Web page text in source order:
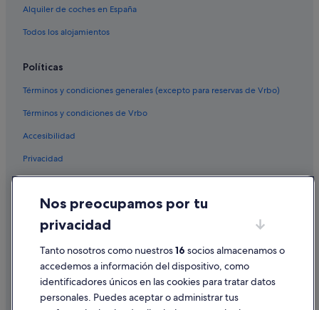
Alquiler de coches en España
Todos los alojamientos
Políticas
Términos y condiciones generales (excepto para reservas de Vrbo)
Términos y condiciones de Vrbo
Accesibilidad
Privacidad
Condiciones de uso
Información legal/contacto
Pautas sobre el contenido y cómo denunciar contenido
Ayuda
Nos preocupamos por tu
privacidad
Tanto nosotros como nuestros16 socios almacenamos o
accedemos a información del dispositivo, como
identificadores únicos en las cookies para tratar datos
personales. Puedes aceptar o administrar tus